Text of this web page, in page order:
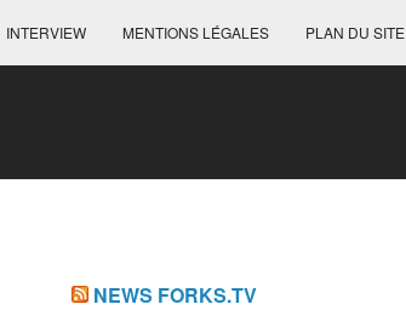
INTERVIEW MENTIONS LÉGALES PLAN DU SITE
NEWS FORKS.TV